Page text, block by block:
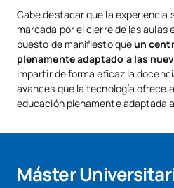
Cabe destacar que la experiencia
marcada por el cierre de las aulas
puesto de manifiesto queun
plenamente adaptado a las
impartir de forma eficaz la
avances que la tecnología ofrece
educación plenamente adaptada
Máster